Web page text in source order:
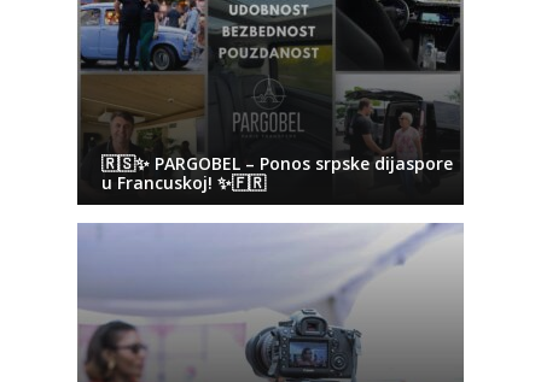
🇷🇸✨ PARGOBEL – Ponos srpske dijaspore
u Francuskoj! ✨🇫🇷